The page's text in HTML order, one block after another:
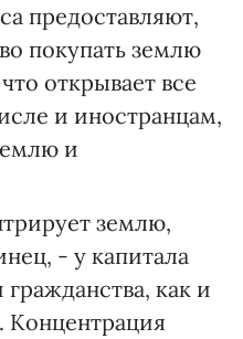
предоставляют,
покупать землю
открывает все
и иностранцам,
и
землю,
- у капитала
как и
Концентрация